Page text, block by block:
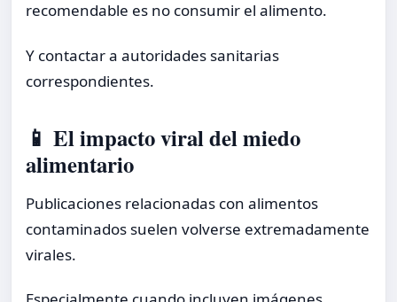
recomendable es no consumir el alimento.
Y contactar a autoridades sanitarias
correspondientes.
📱 El impacto viral del miedo
alimentario
Publicaciones relacionadas con alimentos
contaminados suelen volverse extremadamente
virales.